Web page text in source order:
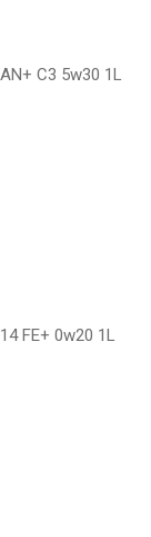
C3 5w30 1L
FE+ 0w20 1L